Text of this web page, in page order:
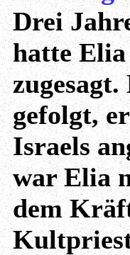
Drei
hatte
gefolgt,
Israels
war Elia
dem